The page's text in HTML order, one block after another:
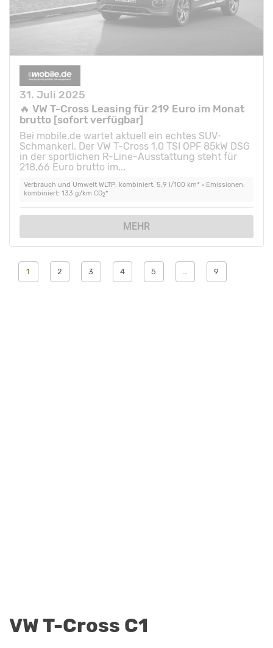
31. Juli 2025
🔥 VW T-Cross Leasing für 219 Euro im Monat
brutto [sofort verfügbar]
Bei mobile.de wartet aktuell ein echtes SUV-
Schmankerl. Der VW T-Cross 1.0 TSI OPF 85kW DSG
in der sportlichen R-Line-Ausstattung steht für
218,66 Euro brutto im...
Verbrauch und Umwelt WLTP: kombiniert: 5,9 l/100 km* • Emissionen:
kombiniert: 133 g/km CO2*
MEHR
1 2 3 4 5 9
VW T-Cross C1